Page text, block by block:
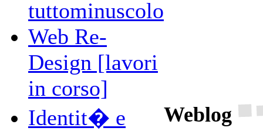
tuttominuscolo
Web Re-
Design [lavori
in corso]
Identit� e
Weblog